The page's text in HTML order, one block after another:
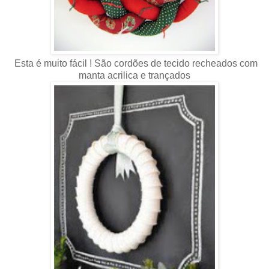
Esta é muito fácil ! São cordões de tecido recheados com
manta acrilica e trançados